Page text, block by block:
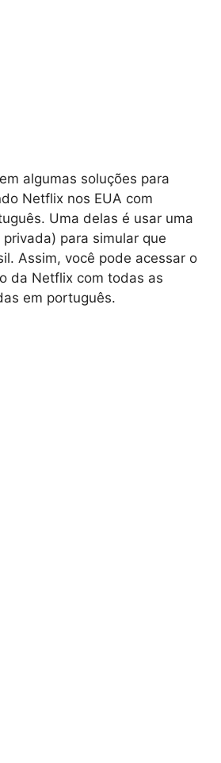
algumas soluções para
Netflix nos EUA com
Uma delas é usar uma
para simular que
Assim, você pode acessar o
da Netflix com todas as
em português.